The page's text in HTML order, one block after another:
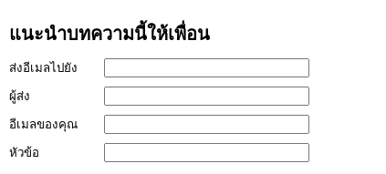
แนะนำบทความนี้ให้เพื่อน
ส่งอีเมลไปยัง
ผู้ส่ง
อีเมลของคุณ
หัวข้อ